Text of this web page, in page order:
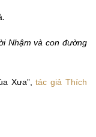
Nhậm và con đường
Xưa”,tác giả Thích